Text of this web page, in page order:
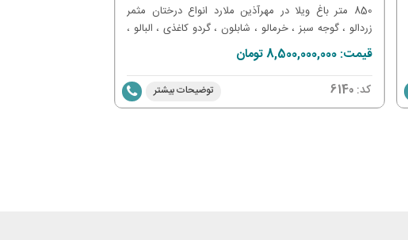
850 متر باغ ویلا در مهرآذین ملارد انواع درختان مثمر
زردالو ، گوجه سبز ، خرمالو ، شابلون ، گردو کاغذی ، البالو ،
گیلاس و ... ۱۲۰ متر بنای نوساز دو خواب کابینت های گلس
، گاز رو میزی شوفاژ ، کولر گازی نور پردازی حرفه ای با
ریموت ۷ رنگ انشعابات آب ، برق سه فاز و گاز قانونی G20
استخر شنا کاشی کاری شده چهارفصل کف واش بتن قابل
قیمت: 8,500,000,000 تومان
کد: 6140 توضیحات بیشتر